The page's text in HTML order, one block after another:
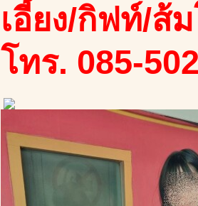
เอี้ยง/กิฟท์/ส้
โทร. 085-